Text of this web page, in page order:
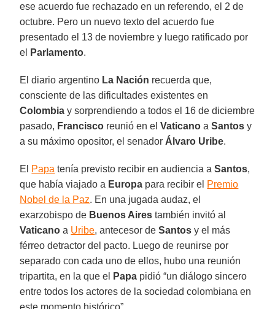
ese acuerdo fue rechazado en un referendo, el 2 de
octubre. Pero un nuevo texto del acuerdo fue
presentado el 13 de noviembre y luego ratificado por
el
Parlamento.
El diario argentino La Nación recuerda que,
consciente de las dificultades existentes en
Colombia y sorprendiendo a todos el 16 de diciembre
pasado, Francisco reunió en elVaticano aSantos y
a su máximo opositor, el senador Álvaro Uribe.
El Papa tenía previsto recibir en audiencia aSantos,
que había viajado a Europa para recibir el Premio
Nobel de la Paz. En una jugada audaz, el
exarzobispo de Buenos Aires también invitó al
Vaticano a Uribe, antecesor deSantos y el más
férreo detractor del pacto. Luego de reunirse por
separado con cada uno de ellos, hubo una reunión
tripartita, en la que el
Papa pidió “un diálogo sincero
entre todos los actores de la sociedad colombiana en
este momento histórico”.